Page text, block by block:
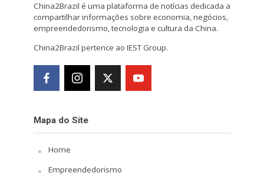
China2Brazil é uma plataforma de notícias dedicada a
compartilhar informações sobre economia, negócios,
empreendedorismo, tecnologia e cultura da China.
China2Brazil pertence ao IEST Group.
Mapa do Site
Home
Empreendedorismo